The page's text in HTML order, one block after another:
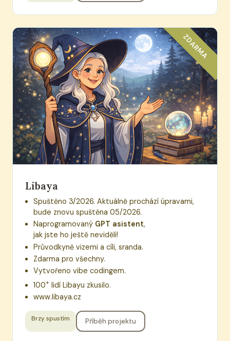
ZDARMA
Libaya
Spuštěno 3/2026. Aktuálně prochází úpravami,
bude znovu spuštěna 05/2026.
Naprogramovaný GPT asistent,
jak jste ho ještě neviděli!
Průvodkyně vizemi a cíli, sranda.
Zdarma pro všechny.
Vytvořeno vibe codingem.
100+ lidí Libayu zkusilo.
www.libaya.cz
Brzy spustím Příběh projektu